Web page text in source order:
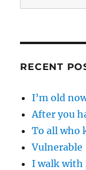
for:
RECENT
I’m old
After you
To all who
Vulnerable
I walk with